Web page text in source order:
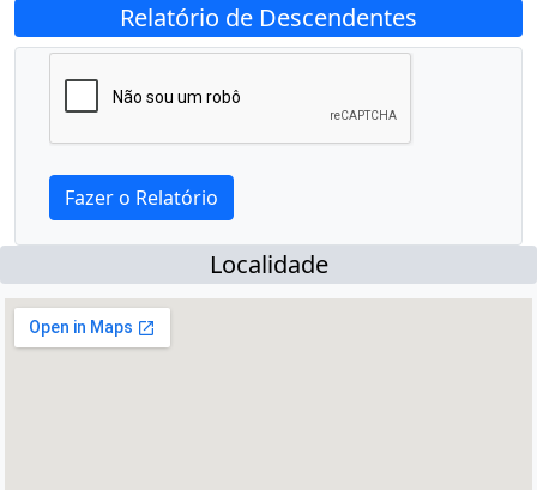
Relatório de Descendentes
Localidade